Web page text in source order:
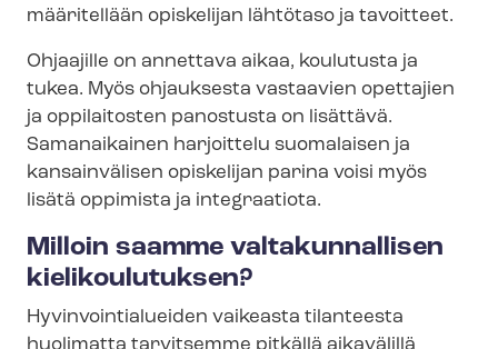
määritellään opiskelijan lähtötaso ja tavoitteet.
Ohjaajille on annettava aikaa, koulutusta ja
tukea. Myös ohjauksesta vastaavien opettajien
ja oppilaitosten panostusta on lisättävä.
Samanaikainen harjoittelu suomalaisen ja
kansainvälisen opiskelijan parina voisi myös
lisätä oppimista ja integraatiota.
Milloin saamme valtakunnallisen
kielikoulutuksen?
Hy­vin­voin­tia­luei­den vaikeasta tilanteesta